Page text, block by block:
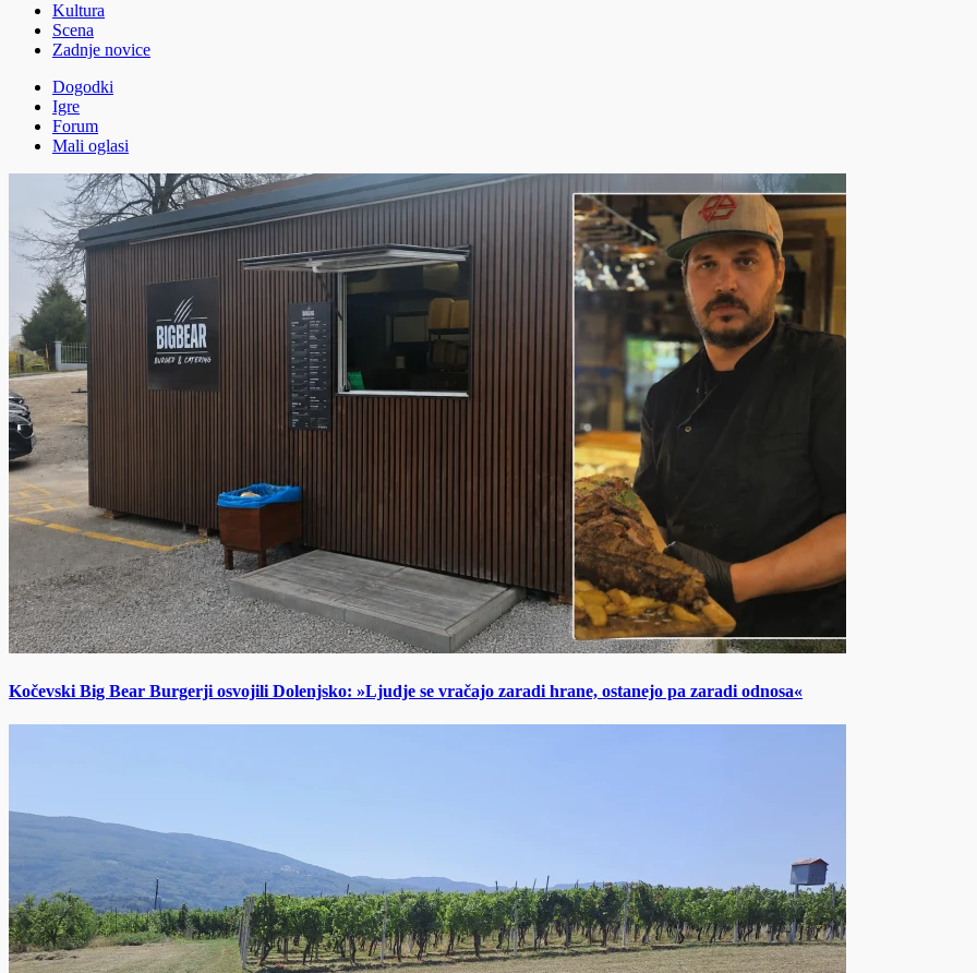
Kultura
Scena
Zadnje novice
Dogodki
Igre
Forum
Mali oglasi
Kočevski Big Bear Burgerji osvojili Dolenjsko: »Ljudje se vračajo zaradi hrane, ostanejo pa zaradi odnosa«